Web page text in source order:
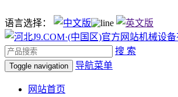
语言选择：
搜 索
Toggle navigation 导航菜单
网站首页